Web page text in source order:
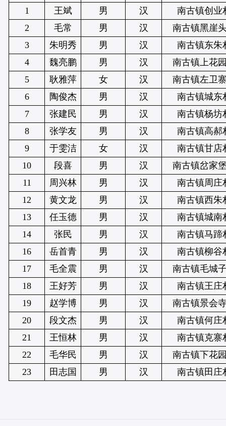
1 王斌 男 汉
南古镇创业
2
毛常 男 汉
南古镇黑崖
3
朱明秀 男 汉
南古镇东朱
4
魏亮鹏 男 汉
南古镇上花
5
耿雅萍 女 汉
南古镇左卫
6
陶俊杰 男 汉
南古镇城东
7
张建民 男 汉
南古镇杨坊
8
张学友 男 汉
南古镇高郝
9
于雯洁 女 汉
南古镇甘店
10
段喜 男 汉
南古镇岔家
11
周兴林 男 汉
南古镇周庄
12
黄文龙 男 汉
南古镇西朱
13
任玉德 男 汉
南古镇城南
14
张民 男 汉
南古镇马蹄
16
岳首青 男 汉
南古镇柳谷
17
毛全震 男 汉
南古镇毛城
18
王好芳 男 汉
南古镇王庄
19
赵学博 男 汉
南古镇景会
20
段文杰 男 汉
南古镇何庄
21
王恒林 男 汉
南古镇克寨
22
毛华民 男 汉
南古镇下花
23
田志国 男 汉 南古镇田庄